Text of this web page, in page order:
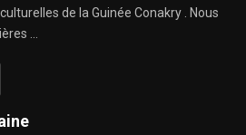
de la Guinée Conakry . Nous
...